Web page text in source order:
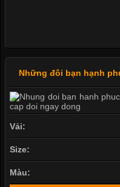
Những đôi bạn hạnh
Vải:
Size:
Màu: